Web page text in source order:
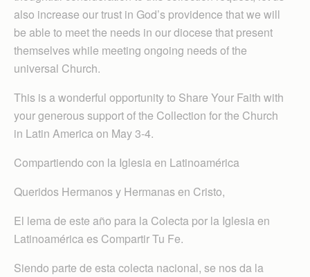
also increase our trust in God’s providence that we will
be able to meet the needs in our diocese that present
themselves while meeting ongoing needs of the
universal Church.
This is a wonderful opportunity to Share Your Faith with
your generous support of the Collection for the Church
in Latin America on May 3-4.
Compartiendo con la Iglesia en Latinoamérica
Queridos Hermanos y Hermanas en Cristo,
El lema de este año para la Colecta por la Iglesia en
Latinoamérica es Compartir Tu Fe.
Siendo parte de esta colecta nacional, se nos da la